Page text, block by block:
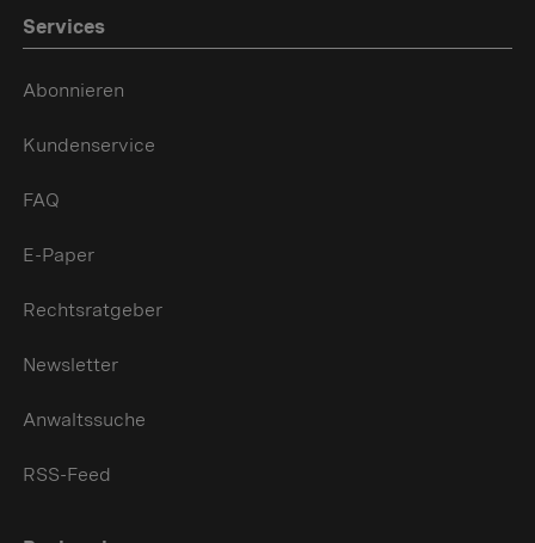
Services
Abonnieren
Kundenservice
FAQ
E-Paper
Rechtsratgeber
Newsletter
Anwaltssuche
RSS-Feed